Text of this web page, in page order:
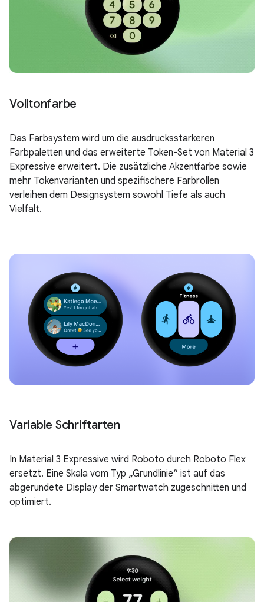
Volltonfarbe
Das Farbsystem wird um die ausdrucksstärkeren
Farbpaletten und das erweiterte Token-Set von Material 3
Expressive erweitert. Die zusätzliche Akzentfarbe sowie
mehr Tokenvarianten und spezifischere Farbrollen
verleihen dem Designsystem sowohl Tiefe als auch
Vielfalt.
Variable Schriftarten
In Material 3 Expressive wird Roboto durch Roboto Flex
ersetzt. Eine Skala vom Typ „Grundlinie“ ist auf das
abgerundete Display der Smartwatch zugeschnitten und
optimiert.